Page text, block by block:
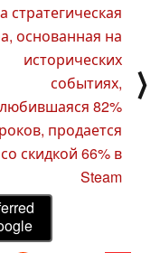
стратегическая
основанная на
исторических
событиях,
82%
продается
со скидкой 66% в
Steam
⟩